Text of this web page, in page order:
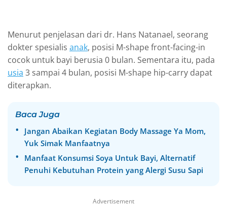
Menurut penjelasan dari dr. Hans Natanael, seorang
dokter spesialis anak, posisi M-shape front-facing-in
cocok untuk bayi berusia 0 bulan. Sementara itu, pada
usia 3 sampai 4 bulan, posisi M-shape hip-carry dapat
diterapkan.
Baca Juga
Jangan Abaikan Kegiatan Body Massage Ya Mom,
Yuk Simak Manfaatnya
Manfaat Konsumsi Soya Untuk Bayi, Alternatif
Penuhi Kebutuhan Protein yang Alergi Susu Sapi
Advertisement